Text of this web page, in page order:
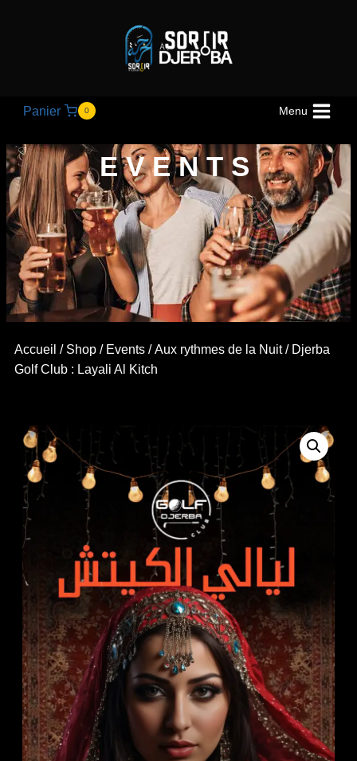
Panier 0 Menu
EVENTS
Accueil / Shop / Events /Aux rythmes de la Nuit/ Djerba
Golf Club : Layali Al Kitch